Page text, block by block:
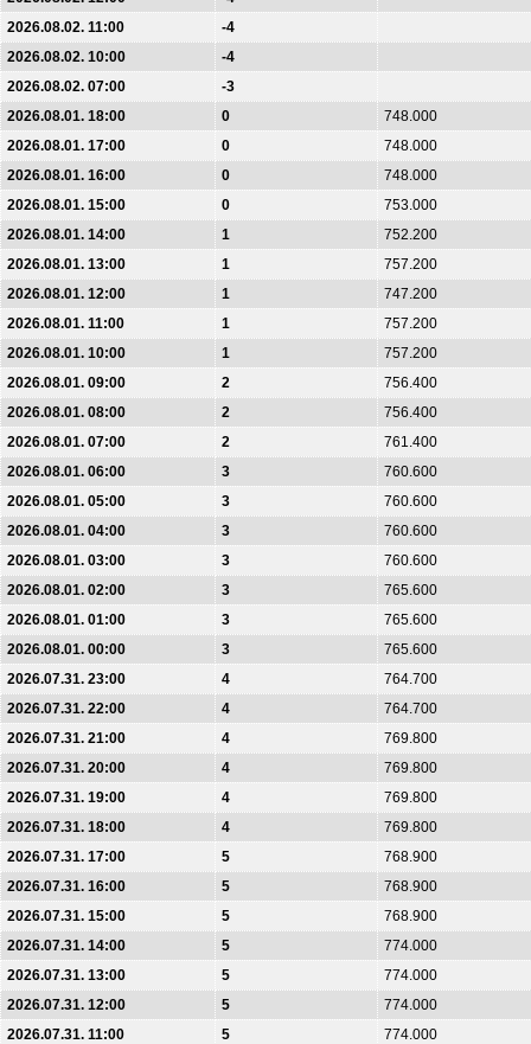
2026.08.02. 11:00
-4
2026.08.02. 10:00
-4
2026.08.02. 07:00
-3
2026.08.01. 18:00
0
748.000
2026.08.01. 17:00
0
748.000
2026.08.01. 16:00
0
748.000
2026.08.01. 15:00
0
753.000
2026.08.01. 14:00
1
752.200
2026.08.01. 13:00
1
757.200
2026.08.01. 12:00
1
747.200
2026.08.01. 11:00
1
757.200
2026.08.01. 10:00
1
757.200
2026.08.01. 09:00
2
756.400
2026.08.01. 08:00
2
756.400
2026.08.01. 07:00
2
761.400
2026.08.01. 06:00
3
760.600
2026.08.01. 05:00
3
760.600
2026.08.01. 04:00
3
760.600
2026.08.01. 03:00
3
760.600
2026.08.01. 02:00
3
765.600
2026.08.01. 01:00
3
765.600
2026.08.01. 00:00
3
765.600
2026.07.31. 23:00
4
764.700
2026.07.31. 22:00
4
764.700
2026.07.31. 21:00
4
769.800
2026.07.31. 20:00
4
769.800
2026.07.31. 19:00
4
769.800
2026.07.31. 18:00
4
769.800
2026.07.31. 17:00
5
768.900
2026.07.31. 16:00
5
768.900
2026.07.31. 15:00
5
768.900
2026.07.31. 14:00
5
774.000
2026.07.31. 13:00
5
774.000
2026.07.31. 12:00
5
774.000
2026.07.31. 11:00
5
774.000